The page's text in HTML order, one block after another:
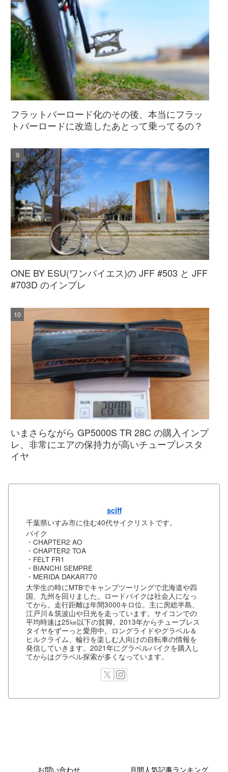
フラットバーロード化のその後、本当にフラッ
トバーロードに改造したあとって乗ってるの？
ONE BY ESU(ワンバイエス)の JFF #503 と JFF
#703D のインプレ
いまさらながら GP5000S TR 28C の購入インプ
レ、非常にエアの保持力が高いチューブレスタ
イヤ
sciff
千葉県いすみ市に住む40代サイクリストです。
バイク
・CHAPTER2 AO
・CHAPTER2 TOA
・FELT FR1
・BIANCHI SEMPRE
・MERIDA DAKAR770
大学生の時にMTBでキャンプツーリングで北海道や四
国、九州を回りました。ロードバイクは社会人になっ
てから。走行距離は年間3000キロ位。主に房総半島、
江戸川＆筑波山や日光を走っています。サイコンでの
平均時速は25㎞以下の貧脚。2013年からチューブレス
タイヤをずーっと愛用中。ロングライドやグラベル＆
ヒルクライム、輪行を楽しむ人向けの自転車の情報を
発信していきます。2021年にグラベルバイクを購入し
てからはグラベル探索が多くなっています。
お問い合わせ 月間人気記事ランキング